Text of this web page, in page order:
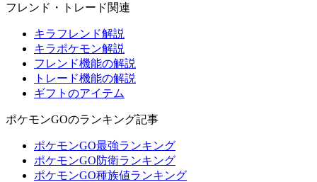
フレンド・トレード関連
キラフレンド解説
キラポケモン解説
フレンド機能の解説
トレード機能の解説
ギフトのアイテム
ポケモンGOのランキング記事
ポケモンGO最強ランキング
ポケモンGO防衛ランキング
ポケモンGO種族値ランキング